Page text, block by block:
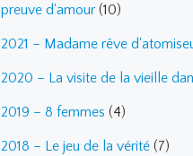
preuve d'amour(10)
2021 – Madame rêve
2020 – La visite de la vieille
2019 – 8 femmes (4)
2018 – Le jeu de la vérité(7)